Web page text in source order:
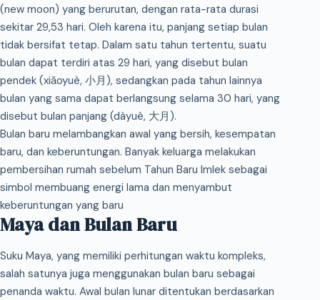
(new moon) yang berurutan, dengan rata-rata durasi
sekitar 29,53 hari. Oleh karena itu, panjang setiap bulan
tidak bersifat tetap. Dalam satu tahun tertentu, suatu
bulan dapat terdiri atas 29 hari, yang disebut bulan
pendek (xiǎoyuè, 小月), sedangkan pada tahun lainnya
bulan yang sama dapat berlangsung selama 30 hari, yang
disebut bulan panjang (dàyuè, 大月).
Bulan baru melambangkan awal yang bersih, kesempatan
baru, dan keberuntungan. Banyak keluarga melakukan
pembersihan rumah sebelum Tahun Baru Imlek sebagai
simbol membuang energi lama dan menyambut
keberuntungan yang baru
Maya dan Bulan Baru
Suku Maya, yang memiliki perhitungan waktu kompleks,
salah satunya juga menggunakan bulan baru sebagai
penanda waktu. Awal bulan lunar ditentukan berdasarkan